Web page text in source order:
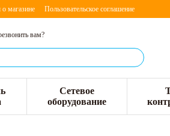
магазине Пользовательское соглашение
вам?
Сетевое
оборудование